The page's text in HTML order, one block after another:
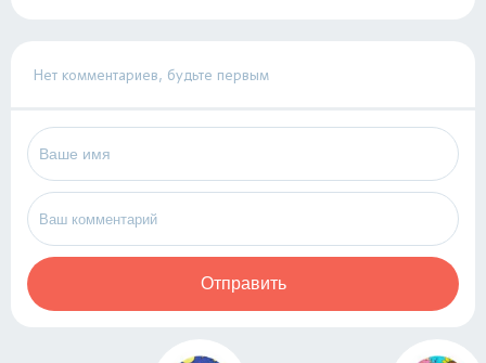
Нет комментариев, будьте первым
Отправить